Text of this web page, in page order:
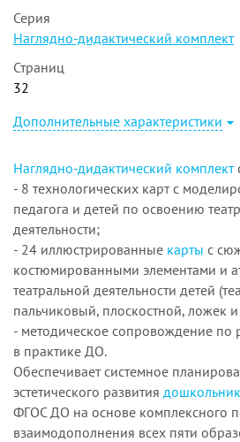
Серия
Наглядно-дидактический комплект
Страниц
32
Дополнительные характеристики
Наглядно-дидактический комплект
- 8 технологических карт с
педагога и детей по освоению
деятельности;
- 24 иллюстрированные карты с
костюмированными элементами и
театральной деятельности детей
пальчиковый, плоскостной, ложек и
- методическое сопровождение по
в практике ДО.
Обеспечивает системное
эстетического развития
ФГОС ДО на основе комплексного
взаимодополнения всех пяти